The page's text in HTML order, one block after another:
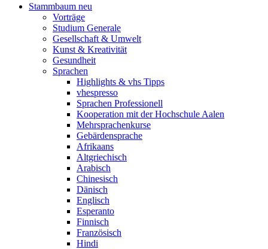
Stammbaum neu
Vorträge
Studium Generale
Gesellschaft & Umwelt
Kunst & Kreativität
Gesundheit
Sprachen
Highlights & vhs Tipps
vhespresso
Sprachen Professionell
Kooperation mit der Hochschule Aalen
Mehrsprachenkurse
Gebärdensprache
Afrikaans
Altgriechisch
Arabisch
Chinesisch
Dänisch
Englisch
Esperanto
Finnisch
Französisch
Hindi